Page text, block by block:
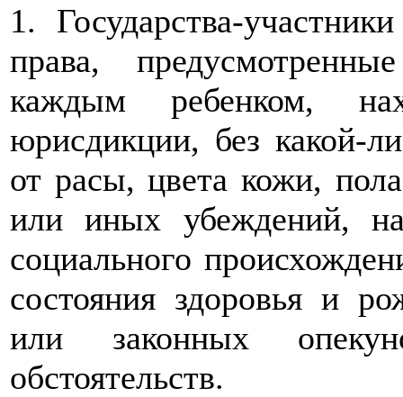
1. Государства-
права,
каждым ребенком,
юрисдикции, без какой-
от расы, цвета кожи,
или иных убеждений,
социального
состояния здоровья и
или законных
обстоятельств.